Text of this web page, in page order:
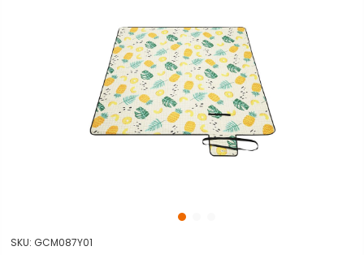
SKU: GCM087Y01